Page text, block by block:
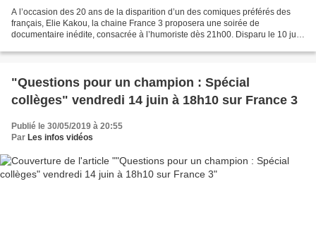
A l’occasion des 20 ans de la disparition d’un des comiques préférés des
français, Elie Kakou, la chaine France 3 proposera une soirée de
documentaire inédite, consacrée à l’humoriste dès 21h00. Disparu le 10 juin
"Questions pour un champion : Spécial
collèges" vendredi 14 juin à 18h10 sur France 3
Publié le 30/05/2019 à 20:55
Par Les infos vidéos